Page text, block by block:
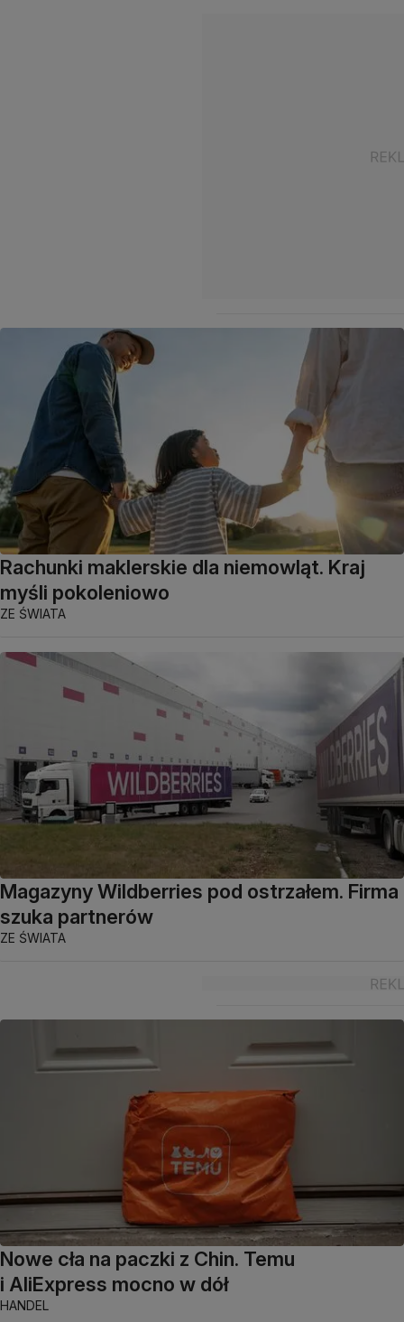
Rachunki maklerskie dla niemowląt. Kraj
myśli pokoleniowo
ZE ŚWIATA
Magazyny Wildberries pod ostrzałem. Firma
szuka partnerów
ZE ŚWIATA
Nowe cła na paczki z Chin. Temu
i AliExpress mocno w dół
HANDEL